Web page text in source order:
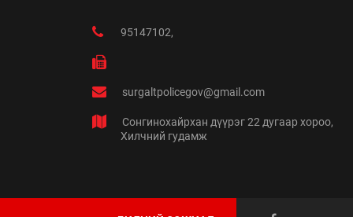
95147102,
surgaltpolicegov@gmail.com
Сонгинохайрхан дүүрэг 22 дугаар хороо,
Хилчний гудамж